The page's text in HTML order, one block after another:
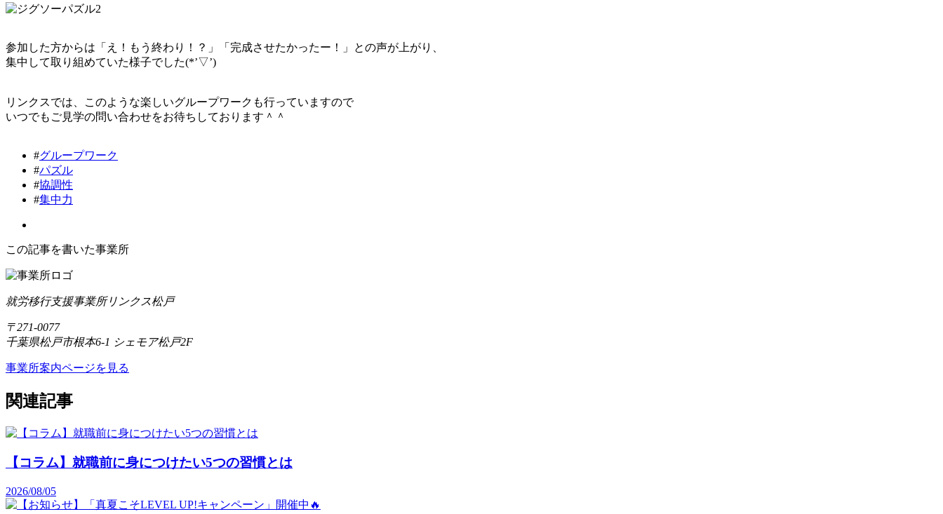
参加した方からは「え！もう終わり！？」「完成させたかったー！」との声が上がり、
集中して取り組めていた様子でした(*’▽’)
リンクスでは、このような楽しいグループワークも行っていますので
いつでもご見学の問い合わせをお待ちしております＾＾
#グループワーク
#パズル
#協調性
#集中力
この記事を書いた事業所
就労移行支援事業所リンクス松戸
〒271-0077
千葉県松戸市根本6-1 シェモア松戸2F
事業所案内ページを見る
関連記事
【コラム】就職前に身につけたい5つの習慣とは
2026/08/05